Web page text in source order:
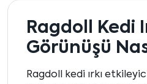
Ragdoll Kedi
Görünüşü
Ragdoll kedi ırkı